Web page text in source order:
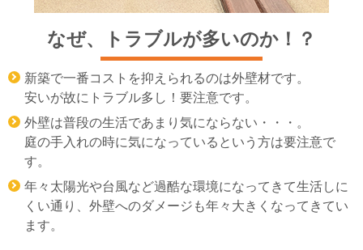
なぜ、トラブルが多いのか！？
新築で一番コストを抑えられるのは外壁材です。
安いが故にトラブル多し！要注意です。
外壁は普段の生活であまり気にならない・・・。
庭の手入れの時に気になっているという方は要注意で
す。
年々太陽光や台風など過酷な環境になってきて生活しに
くい通り、外壁へのダメージも年々大きくなってきてい
ます。